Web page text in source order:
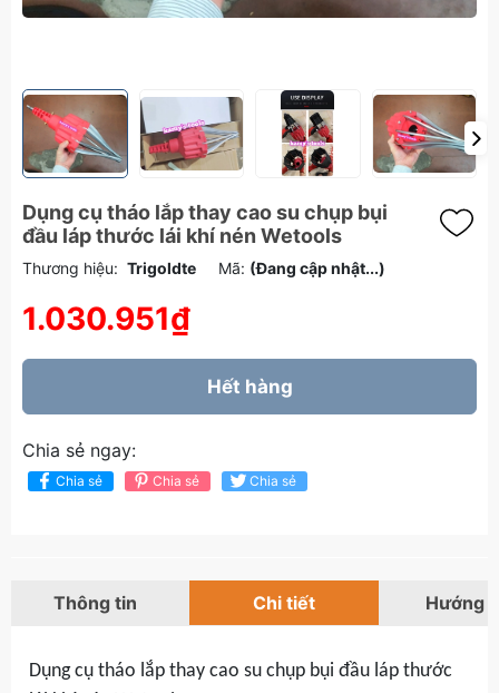
Dụng cụ tháo lắp thay cao su chụp bụi
đầu láp thước lái khí nén Wetools
Thương hiệu: Trigoldte Mã: (Đang cập nhật...)
1.030.951₫
Hết hàng
Chia sẻ ngay:
Chia sẻ Chia sẻ Chia sẻ
Thông tin Chi tiết Hướng
Dụng cụ tháo lắp thay cao su chụp bụi đầu láp thước